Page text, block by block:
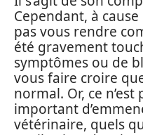
Cependant, à
pas vous rendre
été gravement
symptômes ou de
vous faire croire
normal. Or, ce
important
vétérinaire, quels